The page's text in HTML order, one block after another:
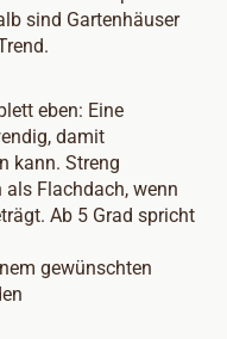
sind Gartenhäuser
eben: Eine
damit
kann. Streng
Flachdach, wenn
Ab 5 Grad spricht
gewünschten